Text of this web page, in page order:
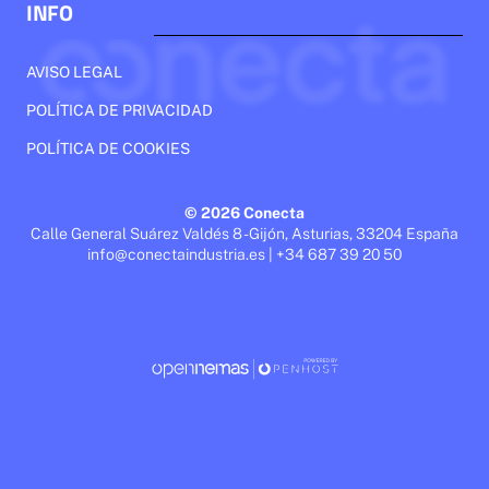
INFO
AVISO LEGAL
POLÍTICA DE PRIVACIDAD
POLÍTICA DE COOKIES
© 2026 Conecta
Calle General Suárez Valdés 8 - Gijón, Asturias, 33204 España
info@conectaindustria.es | +34 687 39 20 50